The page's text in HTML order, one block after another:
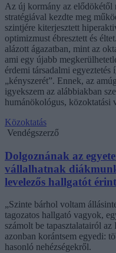
Az új kormány az elődökétől
stratégiával kezdte meg
szintjére kiterjesztett
optimizmust ébresztett és
alázott ágazatban, mint az
ami egy újabb
érdemi társadalmi egyeztetés
„kényszerét”. Ennek, az
igyekszem az alábbiakban
humánökológus, közoktatási
Közoktatás
Vendégszerző
Dolgoznának az
vállalhatnak
levelezős hallgatót
„Szinte bárhol voltam
tagozatos hallgató vagyok,
számolt be tapasztalatairól
azonban korántsem egyedi:
hasonló nehézségekről.